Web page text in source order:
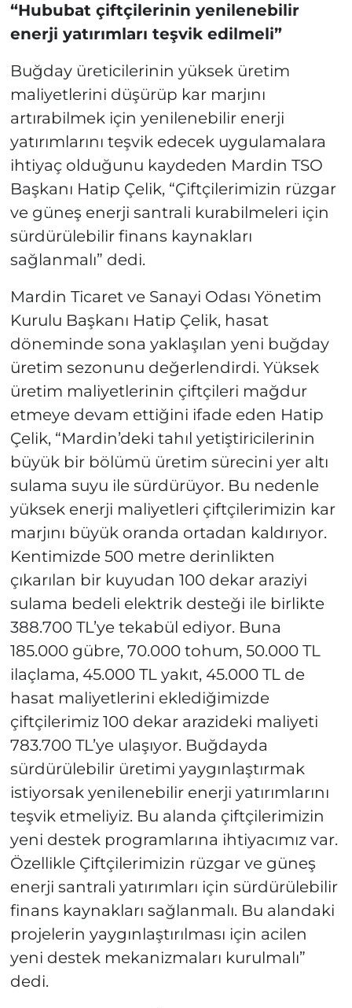
“Hububat çiftçilerinin yenilenebilir
enerji yatırımları teşvik edilmeli”
Buğday üreticilerinin yüksek üretim
maliyetlerini düşürüp kar marjını
artırabilmek için yenilenebilir enerji
yatırımlarını teşvik edecek uygulamalara
ihtiyaç olduğunu kaydeden Mardin TSO
Başkanı Hatip Çelik, “Çiftçilerimizin rüzgar
ve güneş enerji santrali kurabilmeleri için
sürdürülebilir finans kaynakları
sağlanmalı” dedi.
Mardin Ticaret ve Sanayi Odası Yönetim
Kurulu Başkanı Hatip Çelik, hasat
döneminde sona yaklaşılan yeni buğday
üretim sezonunu değerlendirdi. Yüksek
üretim maliyetlerinin çiftçileri mağdur
etmeye devam ettiğini ifade eden Hatip
Çelik, “Mardin’deki tahıl yetiştiricilerinin
büyük bir bölümü üretim sürecini yer altı
sulama suyu ile sürdürüyor. Bu nedenle
yüksek enerji maliyetleri çiftçilerimizin kar
marjını büyük oranda ortadan kaldırıyor.
Kentimizde 500 metre derinlikten
çıkarılan bir kuyudan 100 dekar araziyi
sulama bedeli elektrik desteği ile birlikte
388.700 TL’ye tekabül ediyor. Buna
185.000 gübre, 70.000 tohum, 50.000 TL
ilaçlama, 45.000 TL yakıt, 45.000 TL de
hasat maliyetlerini eklediğimizde
çiftçilerimiz 100 dekar arazideki maliyeti
783.700 TL’ye ulaşıyor. Buğdayda
sürdürülebilir üretimi yaygınlaştırmak
istiyorsak yenilenebilir enerji yatırımlarını
teşvik etmeliyiz. Bu alanda çiftçilerimizin
yeni destek programlarına ihtiyacımız var.
Özellikle Çiftçilerimizin rüzgar ve güneş
enerji santrali yatırımları için sürdürülebilir
finans kaynakları sağlanmalı. Bu alandaki
projelerin yaygınlaştırılması için acilen
yeni destek mekanizmaları kurulmalı”
dedi.